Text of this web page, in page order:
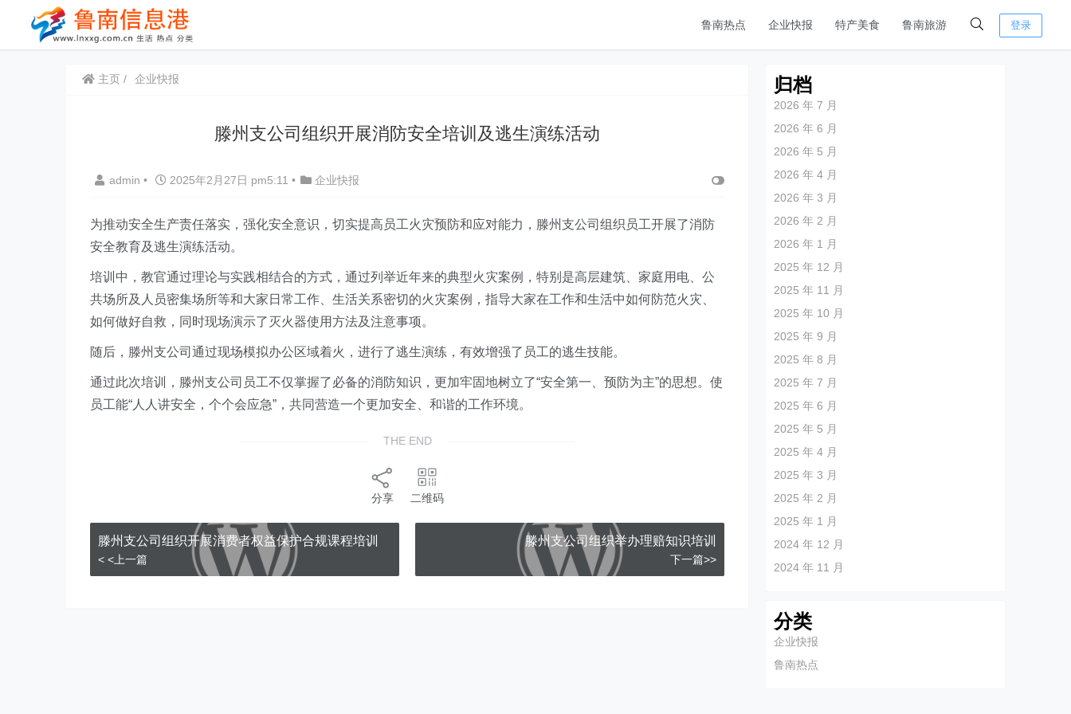
鲁南热点 企业快报 特产美食 鲁南旅游 登录
主页 企业快报
滕州支公司组织开展消防安全培训及逃生演练活动
admin • 2025年2月27日 pm5:11 • 企业快报
为推动安全生产责任落实，强化安全意识，切实提高员工火灾预防和应对能力，滕州支公司组织员工开展了消防
安全教育及逃生演练活动。
培训中，教官通过理论与实践相结合的方式，通过列举近年来的典型火灾案例，特别是高层建筑、家庭用电、公
共场所及人员密集场所等和大家日常工作、生活关系密切的火灾案例，指导大家在工作和生活中如何防范火灾、
如何做好自救，同时现场演示了灭火器使用方法及注意事项。
随后，滕州支公司通过现场模拟办公区域着火，进行了逃生演练，有效增强了员工的逃生技能。
通过此次培训，滕州支公司员工不仅掌握了必备的消防知识，更加牢固地树立了“安全第一、预防为主”的思想。使
员工能“人人讲安全，个个会应急”，共同营造一个更加安全、和谐的工作环境。
THE END
分享 二维码
滕州支公司组织开展消费者权益保护合规课程培训
< <上一篇
滕州支公司组织举办理赔知识培训
下一篇>>
归档
2026 年 7 月
2026 年 6 月
2026 年 5 月
2026 年 4 月
2026 年 3 月
2026 年 2 月
2026 年 1 月
2025 年 12 月
2025 年 11 月
2025 年 10 月
2025 年 9 月
2025 年 8 月
2025 年 7 月
2025 年 6 月
2025 年 5 月
2025 年 4 月
2025 年 3 月
2025 年 2 月
2025 年 1 月
2024 年 12 月
2024 年 11 月
分类
企业快报
鲁南热点